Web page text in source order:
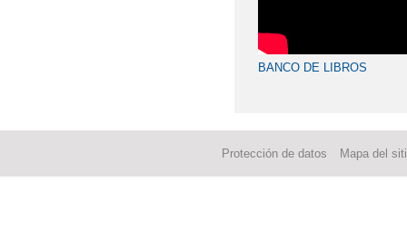
BANCO DE LIBROS
Protección de datos Mapa del